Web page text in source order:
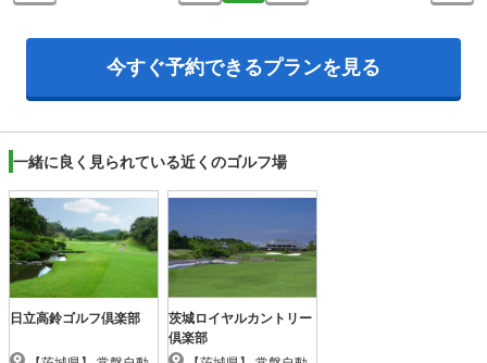
今すぐ予約できるプランを見る
一緒に良く見られている近くのゴルフ場
日立高鈴ゴルフ倶楽部
茨城ロイヤルカントリー
倶楽部